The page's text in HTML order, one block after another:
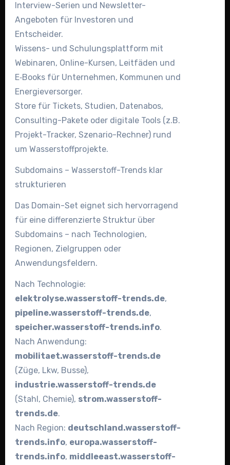
Interview-Serien und Newsletter-
Angeboten für Investoren und
Entscheider.
Wissens- und Schulungsplattform mit
Webinaren, Online-Kursen, Leitfäden und
E‑Books für Unternehmen, Kommunen und
Energieversorger.
Store für Tickets, Studien, Datenabos,
Consulting-Pakete oder digitale Tools (z.B.
Projekt-Tracker, Szenario-Rechner) rund
um Wasserstoffprojekte.
Subdomains – Wasserstoff-Trends klar
strukturieren
Das Domain-Set eignet sich hervorragend
für eine differenzierte Struktur über
Subdomains – nach Technologien,
Regionen, Zielgruppen oder
Anwendungsfeldern.
Nach Technologie:
elektrolyse.wasserstoff-trends.de,
pipeline.wasserstoff-trends.de,
speicher.wasserstoff-trends.info.
Nach Anwendung:
mobilitaet.wasserstoff-trends.de
(Züge, Lkw, Busse),
industrie.wasserstoff-trends.de
(Stahl, Chemie), strom.wasserstoff-
trends.de.
Nach Region: deutschland.wasserstoff-
trends.info, europa.wasserstoff-
trends.info, middleeast.wasserstoff-